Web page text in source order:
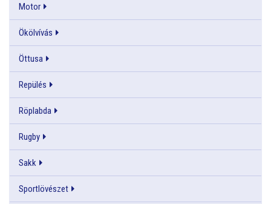
Motor
Ökölvívás
Öttusa
Repülés
Röplabda
Rugby
Sakk
Sportlövészet